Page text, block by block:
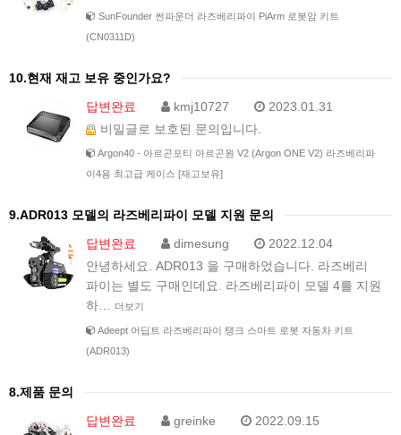
SunFounder 썬파운더 라즈베리파이 PiArm 로봇암 키트
(CN0311D)
10.현재 재고 보유 중인가요?
답변완료
kmj10727
2023.01.31
비밀글로 보호된 문의입니다.
Argon40 - 아르곤포티 아르곤원 V2 (Argon ONE V2) 라즈베리파
이4용 최고급 케이스 [재고보유]
9.ADR013 모델의 라즈베리파이 모델 지원 문의
답변완료
dimesung
2022.12.04
안녕하세요. ADR013 을 구매하었습니다. 라즈베리
파이는 별도 구매인데요. 라즈베리파이 모델 4를 지원
하…
더보기
Adeept 어딥트 라즈베리파이 탱크 스마트 로봇 자동차 키트
(ADR013)
8.제품 문의
답변완료
greinke
2022.09.15